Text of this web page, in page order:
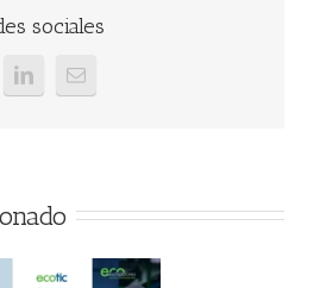
sociales